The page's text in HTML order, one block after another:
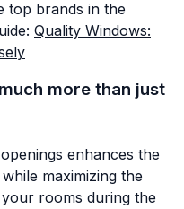
top brands in the
Quality Windows:
more than just
enhances the
maximizing the
rooms during the